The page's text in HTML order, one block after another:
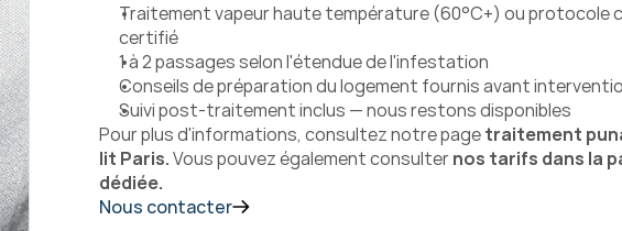
Traitement vapeur haute température (60°C+) ou protocole
certifié
1 à 2 passages selon l'étendue de l'infestation
Conseils de préparation du logement fournis avant
Suivi post-traitement inclus — nous restons disponibles
Pour plus d'informations, consultez notre page traitement
lit Paris. Vous pouvez également consulter nos tarifs dans la
dédiée.
Nous contacter